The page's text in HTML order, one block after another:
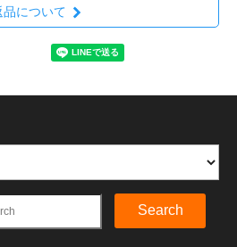
品について
Search